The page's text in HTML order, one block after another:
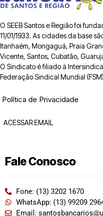
O SEEB Santos e Região foi
11/01/1933. As cidades da base
Itanhaém, Mongaguá, Praia
Vicente, Santos, Cubatão,
O Sindicato é filiado à
Federação Sindical Mundial
Política de Privacidade
ACESSAR EMAIL
Fale Conosco
Fone: (13) 3202 1670
WhatsApp: (13) 99209
Email: